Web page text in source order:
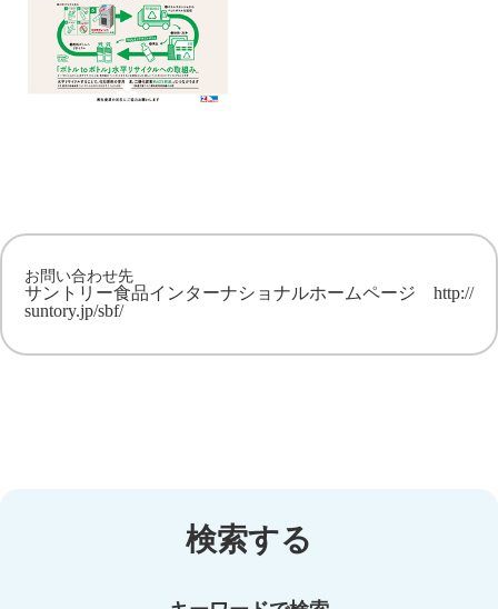
お問い合わせ先
サントリー食品インターナショナルホームページ http://
suntory.jp/sbf/
検索する